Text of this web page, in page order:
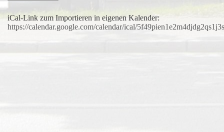
iCal-Link zum Importieren in eigenen Kalender:
https://calendar.google.com/calendar/ical/